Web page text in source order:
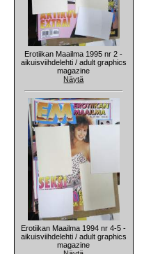
Erotiikan Maailma 1995 nr 2 -
aikuisviihdelehti / adult graphics
magazine
Näytä
Erotiikan Maailma 1994 nr 4-5 -
aikuisviihdelehti / adult graphics
magazine